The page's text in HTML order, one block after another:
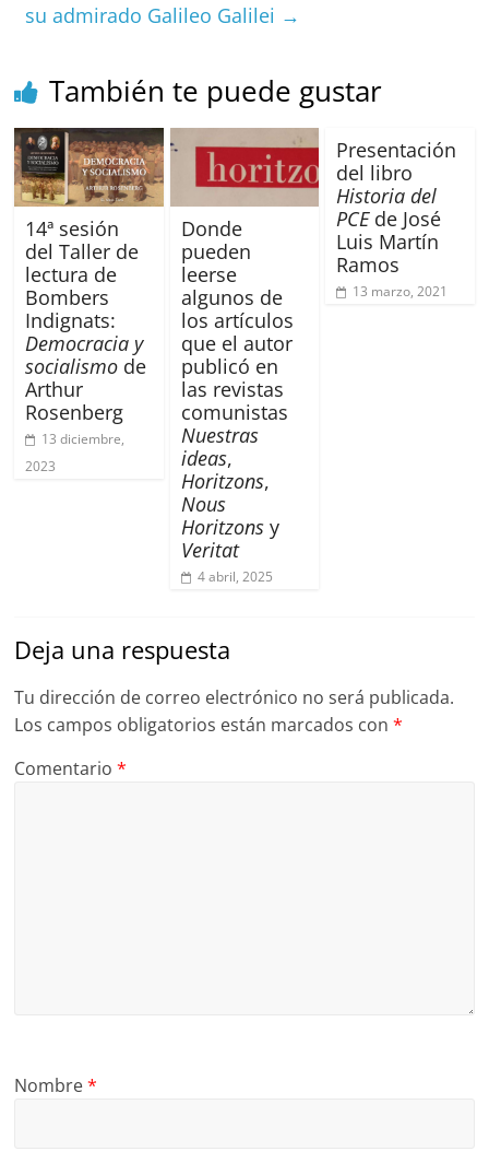
su admirado Galileo Galilei →
También te puede gustar
14ª sesión
del Taller de
lectura de
Bombers
Indignats:
Democracia y
socialismo de
Arthur
Rosenberg
13 diciembre,
2023
Donde
pueden
leerse
algunos de
los artículos
que el autor
publicó en
las revistas
comunistas
Nuestras
ideas,
Horitzons,
Nous
Horitzonsy
Veritat
4 abril, 2025
Presentación
del libro
Historia del
PCEde José
Luis Martín
Ramos
13 marzo, 2021
Deja una respuesta
Tu dirección de correo electrónico no será publicada.
Los campos obligatorios están marcados con*
Comentario*
Nombre*